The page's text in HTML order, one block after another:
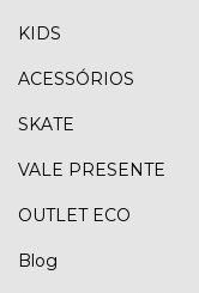
KIDS
ACESSÓRIOS
SKATE
VALE PRESENTE
OUTLET ECO
Blog